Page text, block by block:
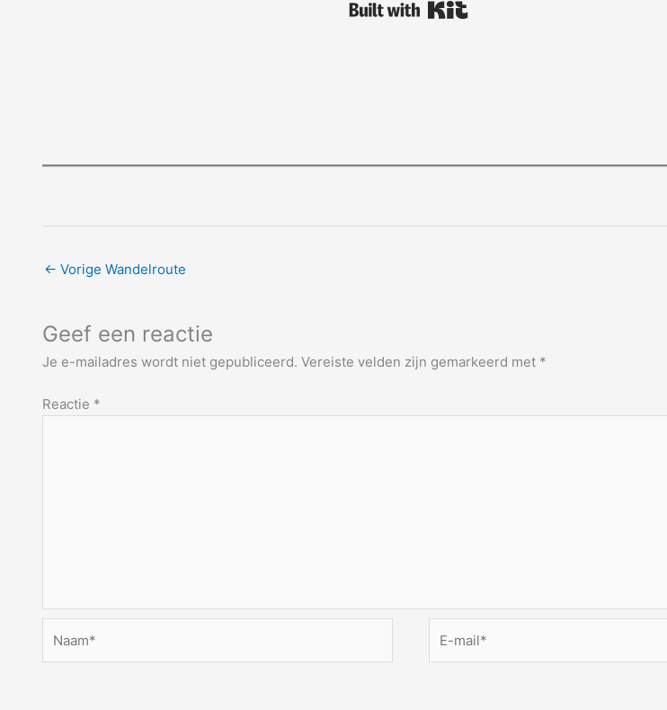
← Vorige Wandelroute
Geef een reactie
Je e-mailadres wordt niet gepubliceerd. Vereiste velden zijn gemarkeerd met *
Reactie *
mail*